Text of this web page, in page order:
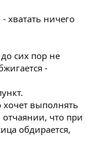
хватать ничего
сих пор не
-
хочет выполнять
что при
обдирается,